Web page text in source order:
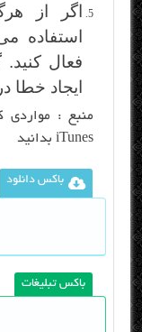
اگر از
استفاده
فعال
ایجاد خطا
منبع : مواردی
iTunes بدانید
باکس دانلود
باکس تبلیغات